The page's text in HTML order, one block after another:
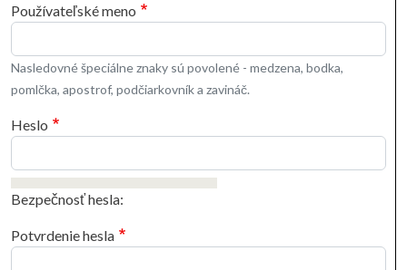
Používateľské meno
Nasledovné špeciálne znaky sú povolené - medzena, bodka,
pomlčka, apostrof, podčiarkovník a zavináč.
Heslo
Bezpečnosť hesla:
Potvrdenie hesla